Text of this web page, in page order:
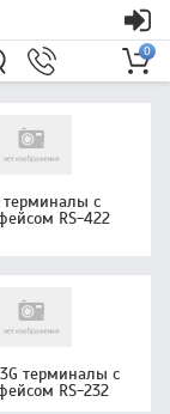
0
терминалы с
RS-422
3G терминалы с
RS-232